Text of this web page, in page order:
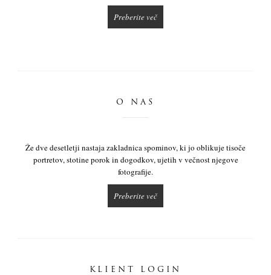
Preberite več
O NAS
Že dve desetletji nastaja zakladnica spominov, ki jo oblikuje tisoče
portretov, stotine porok in dogodkov, ujetih v večnost njegove
fotografije.
Preberite več
KLIENT LOGIN